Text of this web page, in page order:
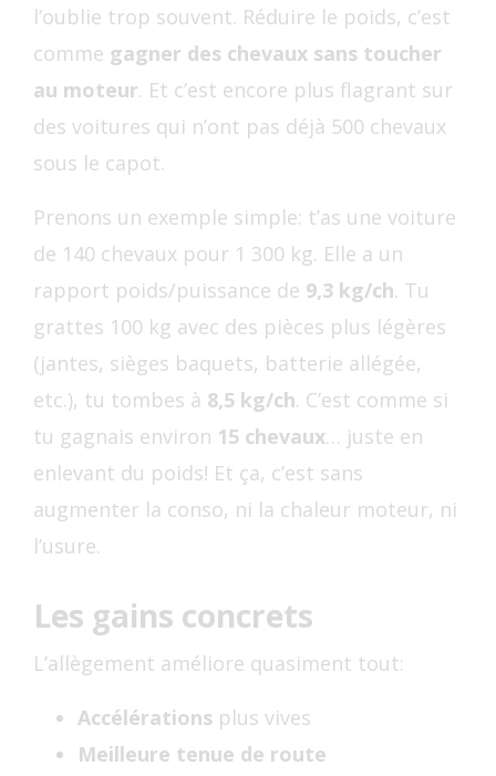
l’oublie trop souvent. Réduire le poids, c’est
comme gagner des chevaux sans toucher
au moteur. Et c’est encore plus flagrant sur
des voitures qui n’ont pas déjà 500 chevaux
sous le capot.
Prenons un exemple simple: t’as une voiture
de 140 chevaux pour 1 300 kg. Elle a un
rapport poids/puissance de 9,3 kg/ch. Tu
grattes 100 kg avec des pièces plus légères
(jantes, sièges baquets, batterie allégée,
etc.), tu tombes à 8,5 kg/ch. C’est comme si
tu gagnais environ 15 chevaux… juste en
enlevant du poids! Et ça, c’est sans
augmenter la conso, ni la chaleur moteur, ni
l’usure.
Les gains concrets
L’allègement améliore quasiment tout:
Accélérations plus vives
Meilleure tenue de route